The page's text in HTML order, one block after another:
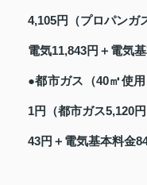
4,105円（プロパンガ
電気11,843円＋電気基
●都市ガス（40㎥使
1円（都市ガス5,120
43円＋電気基本料金